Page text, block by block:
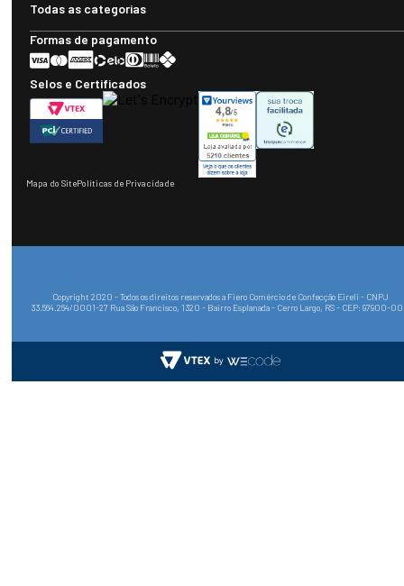
Todas as categorias
Formas de pagamento
Selos e Certificados
Mapa do SitePolíticas de Privacidade
Copyright 2020 - Todos os direitos reservados a Fiero Comércio de Confecção Eireli - CNPJ
33.564.264/0001-27 Rua São Francisco, 1320 - Bairro Esplanada - Cerro Largo, RS - CEP: 97900-